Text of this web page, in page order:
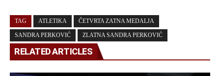
TAG ATLETIKA ČETVRTA ZATNA MEDALJA
SANDRA PERKOVIĆ ZLATNA SANDRA PERKOVIĆ
RELATED ARTICLES